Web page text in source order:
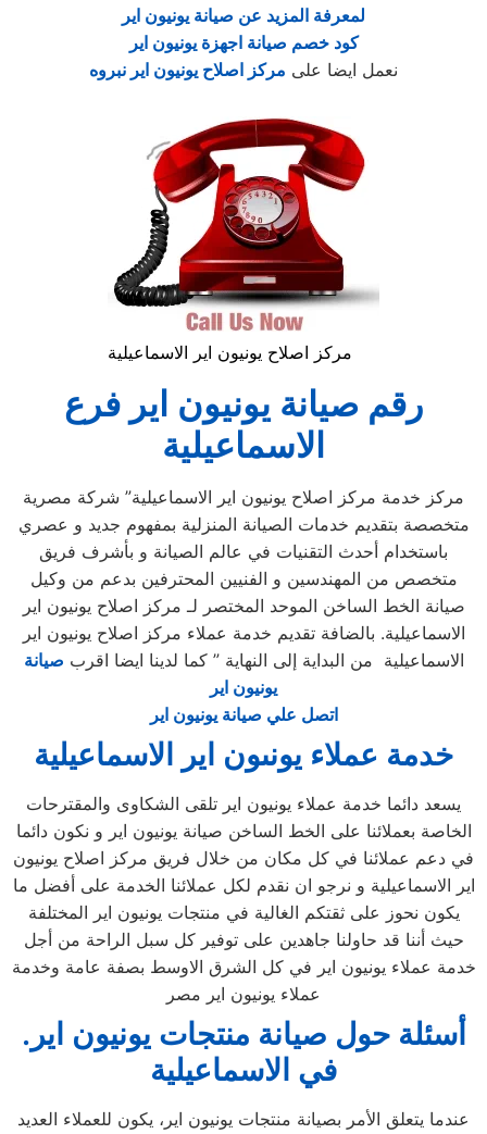
لمعرفة المزيد عن صيانة يونيون اير
كود خصم صيانة اجهزة يونيون اير
نعمل ايضا على مركز اصلاح يونيون اير نبروه
مركز اصلاح يونيون اير الاسماعيلية
رقم صيانة يونيون اير فرع
الاسماعيلية
مركز خدمة مركز اصلاح يونيون اير الاسماعيلية” شركة مصرية
متخصصة بتقديم خدمات الصيانة المنزلية بمفهوم جديد و عصري
باستخدام أحدث التقنيات في عالم الصيانة و بأشرف فريق
متخصص من المهندسين و الفنيين المحترفين بدعم من وكيل
صيانة الخط الساخن الموحد المختصر لـ مركز اصلاح يونيون اير
الاسماعيلية. بالضافة تقديم خدمة عملاء مركز اصلاح يونيون اير
الاسماعيلية من البداية إلى النهاية ” كما لدينا ايضا اقرب صيانة
يونيون اير
اتصل علي صيانة يونيون اير
خدمة عملاء يونىون اير الاسماعيلية
يسعد دائما خدمة عملاء يونيون اير تلقى الشكاوى والمقترحات
الخاصة بعملائنا على الخط الساخن صيانة يونيون اير و نكون دائما
في دعم عملائنا في كل مكان من خلال فريق مركز اصلاح يونيون
اير الاسماعيلية و نرجو ان نقدم لكل عملائنا الخدمة على أفضل ما
يكون نحوز على ثقتكم الغالية في منتجات يونيون اير المختلفة
حيث أننا قد حاولنا جاهدين على توفير كل سبل الراحة من أجل
خدمة عملاء يونيون اير في كل الشرق الاوسط بصفة عامة وخدمة
عملاء يونيون اير مصر
.أسئلة حول صيانة منتجات يونيون اير
في الاسماعيلية
عندما يتعلق الأمر بصيانة منتجات يونيون اير، يكون للعملاء العديد